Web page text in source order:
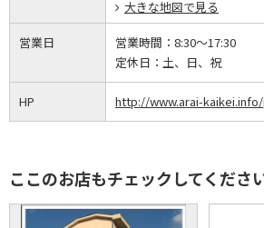
大きな地図で見る
営業日 営業時間： 8:30～17:30
定休日： 土、日、祝
HP http://www.arai-
ここのお店もチェックしてくださ